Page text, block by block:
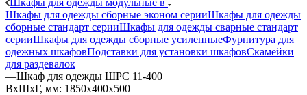
Шкафы для одежды сборные эконом серииШкафы для одежды
сборные стандарт серииШкафы для одежды сварные стандарт
серииШкафы для одежды сборные усиленныеФурнитура для
одежных шкафовПодставки для установки шкафовСкамейки
для раздевалок
—Шкаф для одежды ШРС 11-400
ВхШхГ, мм: 1850x400x500